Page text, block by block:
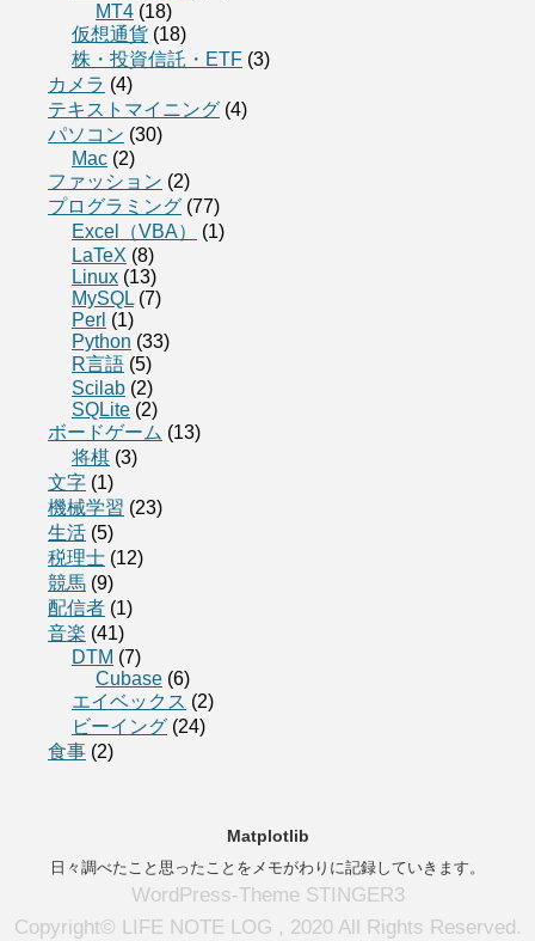
MT4 (18)
仮想通貨 (18)
株・投資信託・ETF (3)
カメラ (4)
テキストマイニング (4)
パソコン (30)
Mac (2)
ファッション (2)
プログラミング (77)
Excel（VBA）
(1)
LaTeX (8)
Linux (13)
MySQL (7)
Perl (1)
Python (33)
R言語 (5)
Scilab (2)
SQLite (2)
ボードゲーム (13)
将棋 (3)
文字 (1)
機械学習 (23)
生活 (5)
税理士 (12)
競馬 (9)
配信者 (1)
音楽 (41)
DTM (7)
Cubase (6)
エイベックス (2)
ビーイング (24)
食事 (2)
Matplotlib
日々調べたこと思ったことをメモがわりに記録していきます。
WordPress-Theme STINGER3
Copyright© LIFE NOTE LOG , 2020 All Rights Reserved.